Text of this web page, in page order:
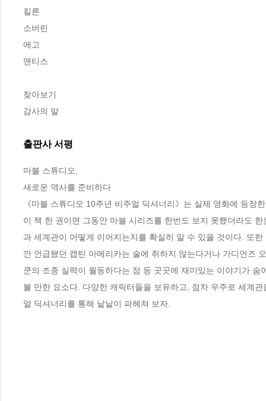
킬른
소버린
에고
맨티스
찾아보기
감사의 말
출판사 서평
마블 스튜디오,
새로운 역사를 준비하다
《마블 스튜디오 10주년 비주얼 딕셔너리》는 실제 영화에 등
이 책 한 권이면 그동안 마블 시리즈를 한번도 보지 못했더라도
과 세계관이 어떻게 이어지는지를 확실히 알 수 있을 것이다. 또
깐 언급됐던 캡틴 아메리카는 술에 취하지 않는다거나 가디언즈
쿤의 조종 실력이 월등하다는 점 등 곳곳에 재미있는 이야기가
볼 만한 요소다. 다양한 캐릭터들을 보유하고, 점차 우주로 세계
얼 딕셔너리를 통해 낱낱이 파헤쳐 보자.